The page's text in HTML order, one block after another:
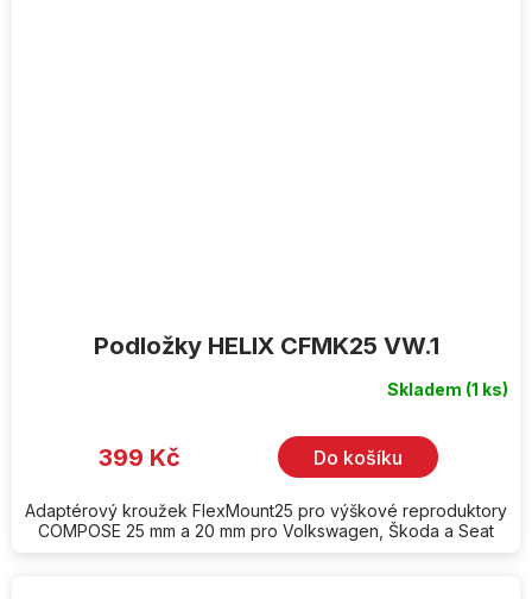
Podložky HELIX CFMK25 VW.1
Skladem (1 ks)
399 Kč Do košíku
Adaptérový kroužek FlexMount25 pro výškové reproduktory
COMPOSE 25 mm a 20 mm pro Volkswagen, Škoda a Seat